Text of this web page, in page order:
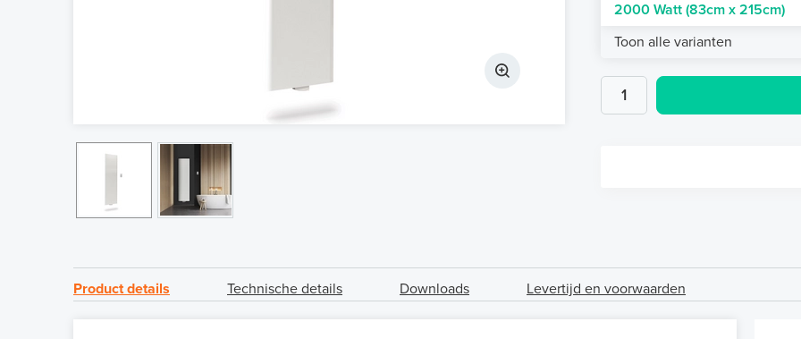
2000 Watt (83cm x 215cm)
Toon alle varianten
Product details Technische details Downloads Levertijd en voorwaarden